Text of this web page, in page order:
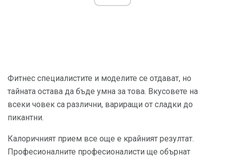
Фитнес специалистите и моделите се отдават, но
тайната остава да бъде умна за това. Вкусовете на
всеки човек са различни, вариращи от сладки до
пикантни.
Калоричният прием все още е крайният резултат.
Професионалните професионалисти ще обърнат